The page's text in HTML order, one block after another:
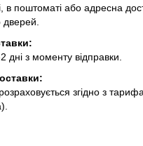
в поштоматі або адресна
дні з моменту відправки.
згідно з